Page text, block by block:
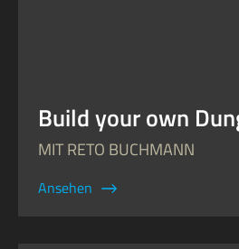
Build your own
MIT RETO BUCHMANN
Ansehen